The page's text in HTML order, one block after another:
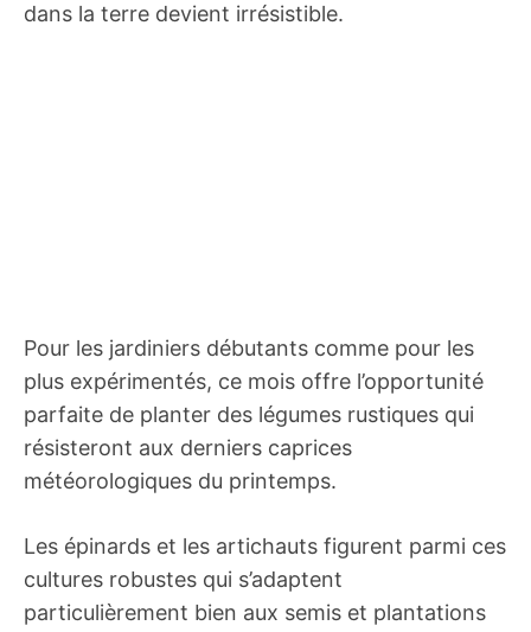
dans la terre devient irrésistible.
Pour les jardiniers débutants comme pour les
plus expérimentés, ce mois offre l’opportunité
parfaite de planter des légumes rustiques qui
résisteront aux derniers caprices
météorologiques du printemps.
Les épinards et les artichauts figurent parmi ces
cultures robustes qui s’adaptent
particulièrement bien aux semis et plantations